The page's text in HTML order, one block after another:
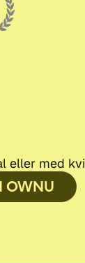
eller med
OWNU